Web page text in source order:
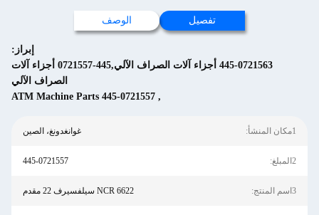
تفصيل الوصف
إبراز:
445-0721563 أجزاء آلات الصراف الآلي,445-0721557 أجزاء آلات
الصراف الآلي
,
445-0721557 ATM Machine Parts
1مكان المنشأ: غوانغدونغ، الصين
2المبلغ: 445-0721557
3اسم المنتج: NCR 6622 سيلفسيرف 22 مقدم